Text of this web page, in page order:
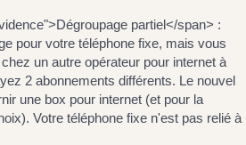
partiel</span> :
pour votre téléphone fixe, mais vous
un autre opérateur pour internet à
2 abonnements différents. Le nouvel
une box pour internet (et pour la
Votre téléphone fixe n'est pas relié à